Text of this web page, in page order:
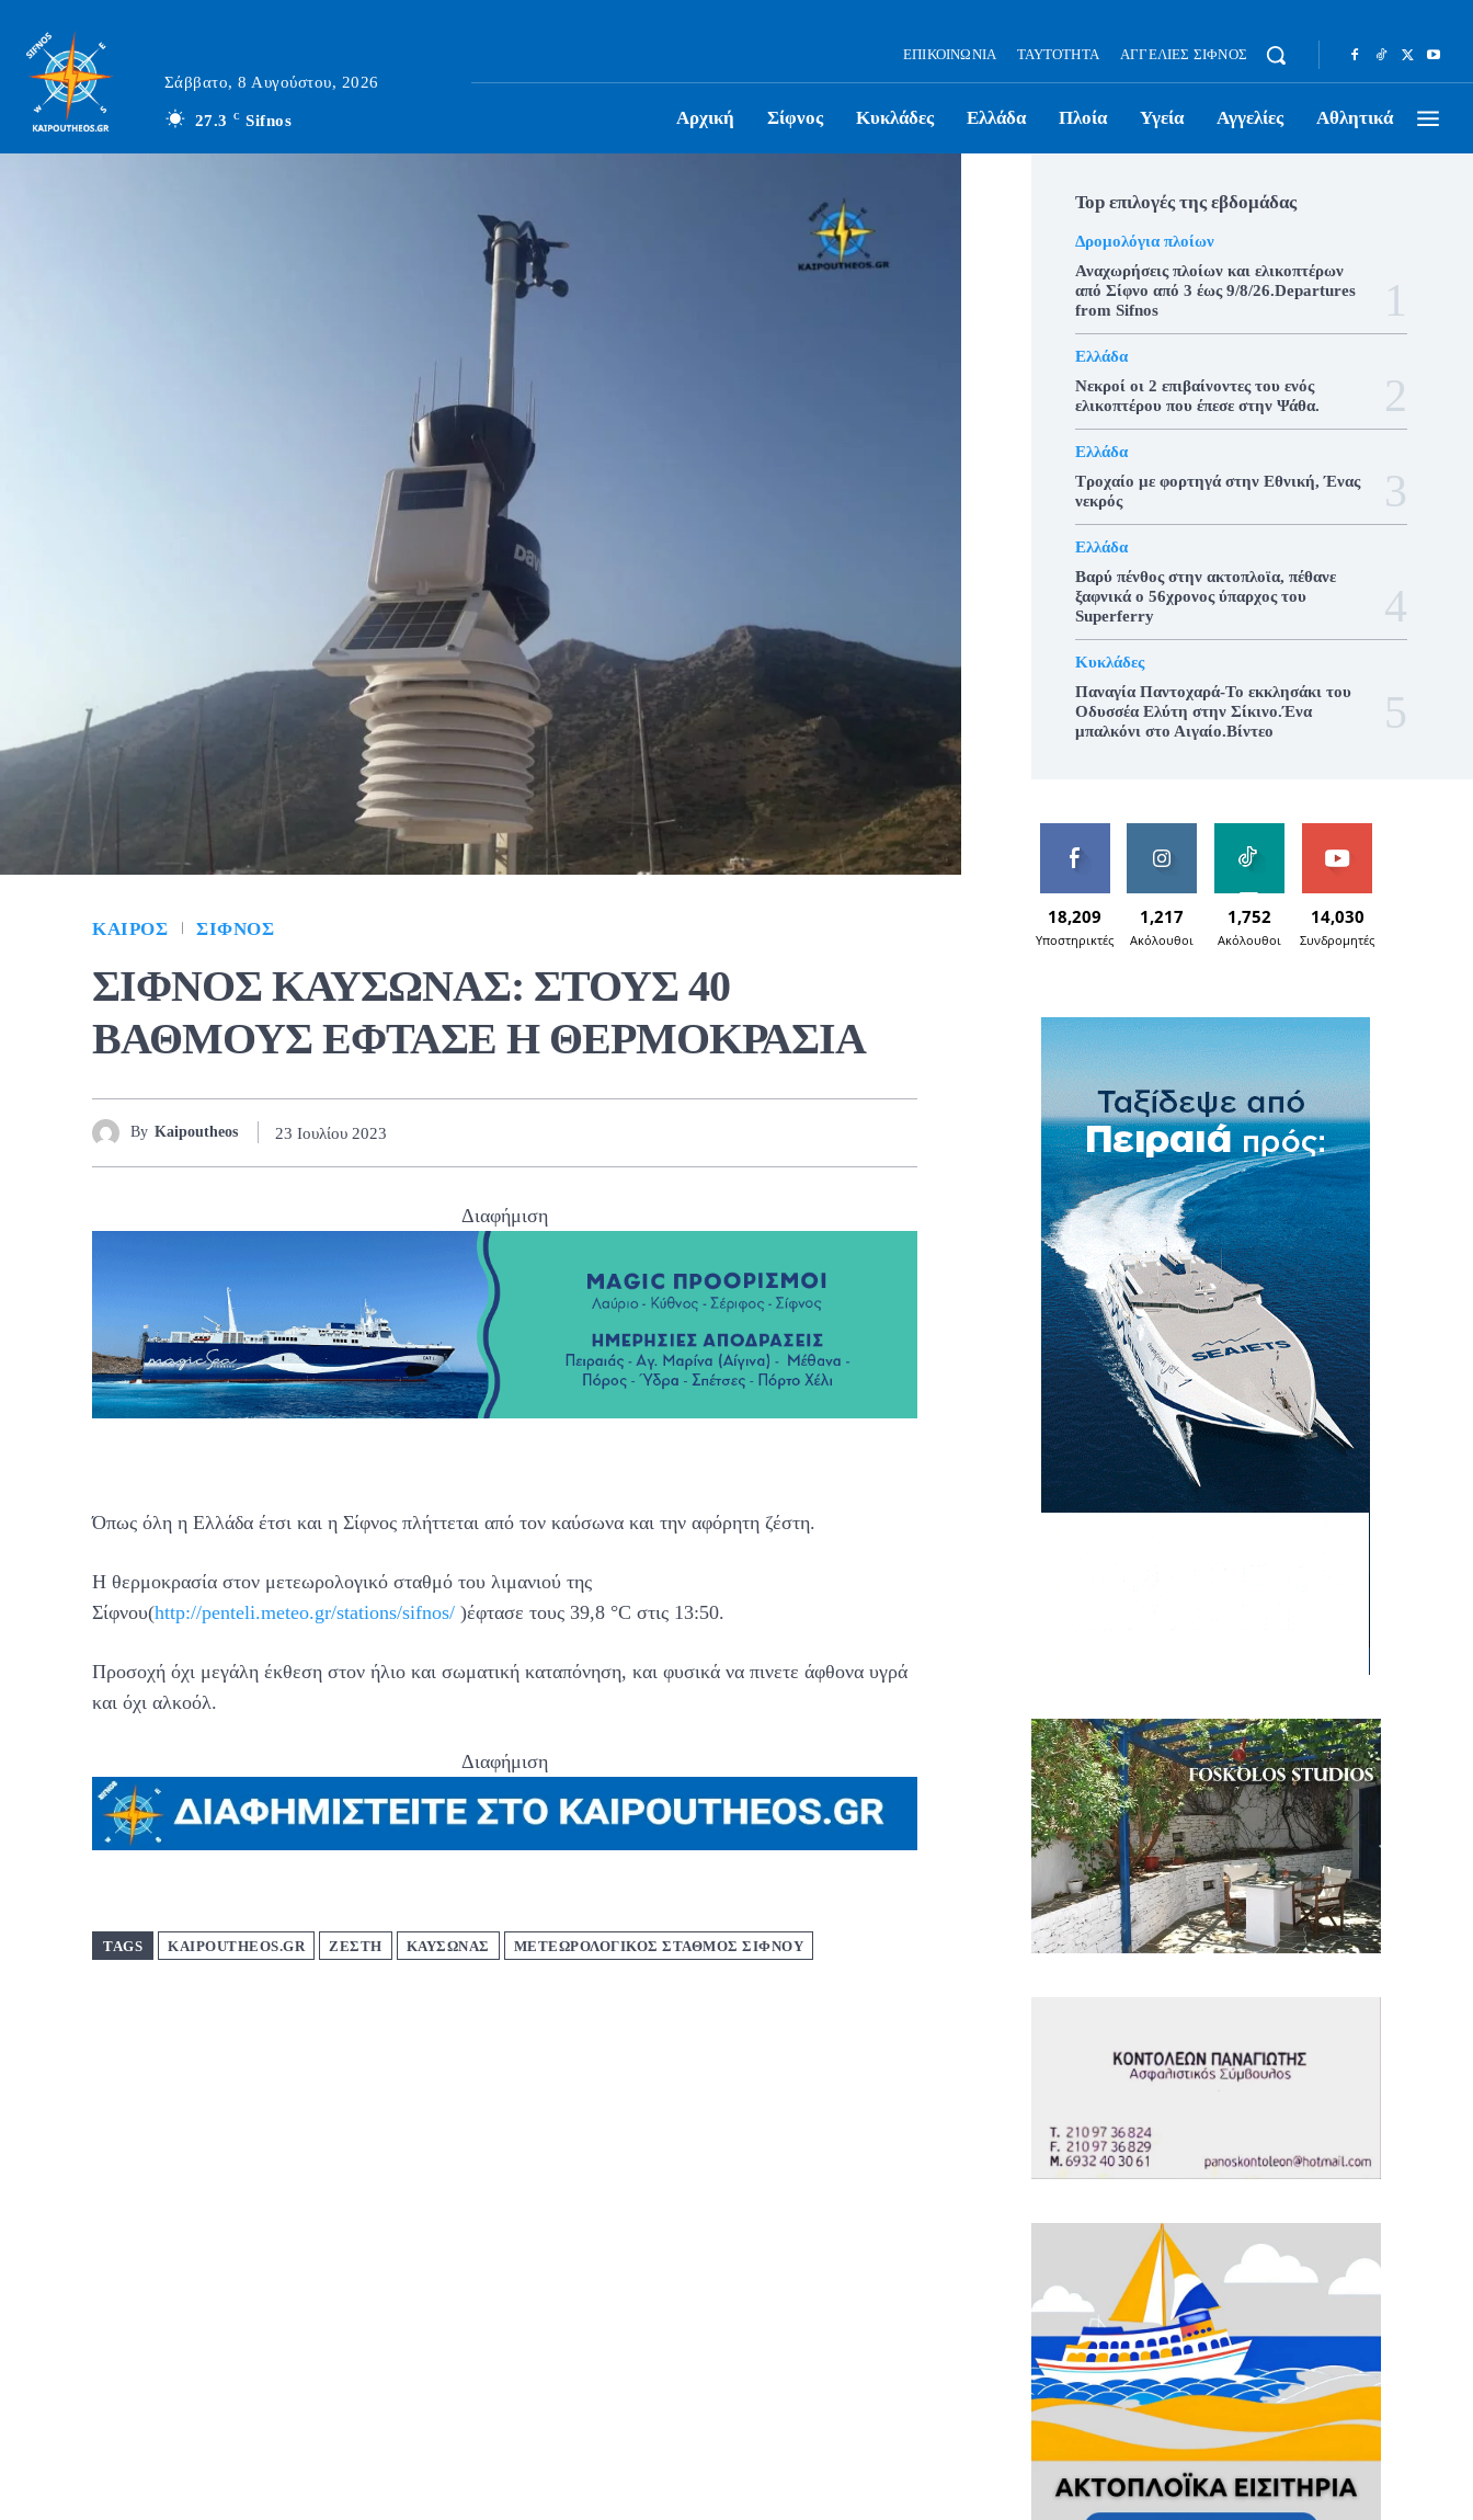
Σάββατο, 8 Αυγούστου, 2026
27.3 C Sifnos
ΕΠΙΚΟΙΝΩΝΊΑ ΤΑΥΤΌΤΗΤΑ ΑΓΓΕΛΊΕΣ ΣΊΦΝΟΣ
Αρχική Σίφνος Κυκλάδες Ελλάδα Πλοία Υγεία Αγγελίες Αθλητικά
ΚΑΙΡΌΣ ΣΊΦΝΟΣ
ΣΙΦΝΟΣ ΚΑΥΣΩΝΑΣ: ΣΤΟΥΣ 40
ΒΑΘΜΟΥΣ ΕΦΤΑΣΕ Η ΘΕΡΜΟΚΡΑΣΙΑ
By Kaipoutheos 23 Ιουλίου 2023
Διαφήμιση
Όπως όλη η Ελλάδα έτσι και η Σίφνος πλήττεται από τον καύσωνα και την αφόρητη ζέστη.
Η θερμοκρασία στον μετεωρολογικό σταθμό του λιμανιού της
Σίφνου(http://penteli.meteo.gr/stations/sifnos/ )έφτασε τους 39,8 °C στις 13:50.
Προσοχή όχι μεγάλη έκθεση στον ήλιο και σωματική καταπόνηση, και φυσικά να πινετε άφθονα υγρά
και όχι αλκοόλ.
Διαφήμιση
TAGS KAIPOUTHEOS.GR ΖΕΣΤΗ ΚΑΥΣΩΝΑΣ ΜΕΤΕΩΡΟΛΟΓΙΚΟΣ ΣΤΑΘΜΟΣ ΣΙΦΝΟΥ
Top επιλογές της εβδομάδας
Δρομολόγια πλοίων
Αναχωρήσεις πλοίων και ελικοπτέρων
από Σίφνο από 3 έως 9/8/26.Departures
from Sifnos
Ελλάδα
Νεκροί οι 2 επιβαίνοντες του ενός
ελικοπτέρου που έπεσε στην Ψάθα.
Ελλάδα
Τροχαίο με φορτηγά στην Εθνική, Ένας
νεκρός
Ελλάδα
Βαρύ πένθος στην ακτοπλοϊα, πέθανε
ξαφνικά ο 56χρονος ύπαρχος του
Superferry
Κυκλάδες
Παναγία Παντοχαρά-Το εκκλησάκι του
Οδυσσέα Ελύτη στην Σίκινο.Ένα
μπαλκόνι στο Αιγαίο.Βίντεο
18,209
Υποστηρικτές
1,217
Ακόλουθοι
1,752
Ακόλουθοι
14,030
Συνδρομητές